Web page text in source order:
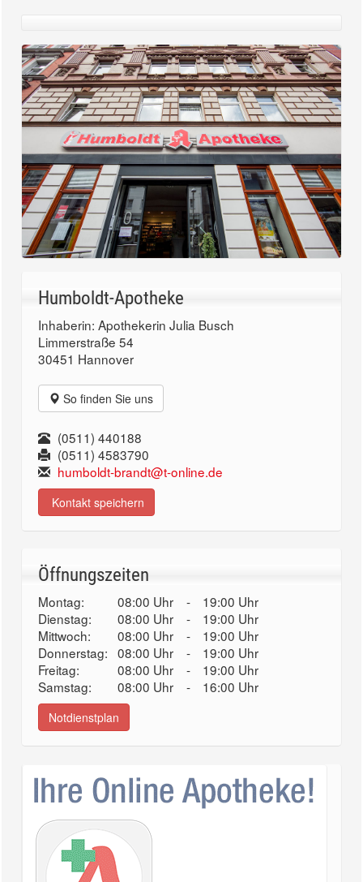
Humboldt-Apotheke
Inhaberin: Apothekerin Julia Busch
Limmerstraße 54
30451 Hannover
So finden Sie uns
(0511) 440188
(0511) 4583790
humboldt-brandt@t-online.de
Kontakt speichern
Öffnungszeiten
Montag: 08:00 Uhr -
19:00 Uhr
Dienstag:
08:00 Uhr -
19:00 Uhr
Mittwoch:
08:00 Uhr -
19:00 Uhr
Donnerstag: 08:00 Uhr -
19:00 Uhr
Freitag:
08:00 Uhr -
19:00 Uhr
Samstag:
08:00 Uhr - 16:00 Uhr
Notdienstplan